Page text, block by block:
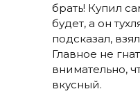
брать! Купил
будет, а он
подсказал,
Главное не
внимательно,
вкусный.